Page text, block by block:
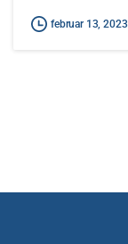
februar 13, 2023